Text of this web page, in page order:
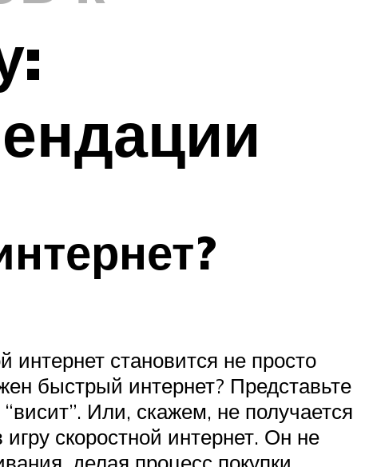
интернет становится не просто
быстрый интернет? Представьте
Или, скажем, не получается
скоростной интернет. Он не